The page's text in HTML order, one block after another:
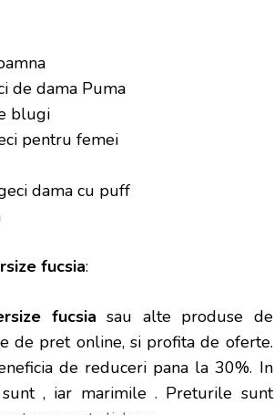
de dama Puma
blugi
pentru femei
dama cu puff
fucsia:
fucsia sau alte produse de
de pret online, si profita de oferte.
de reduceri pana la 30%. In
, iar marimile . Preturile sunt